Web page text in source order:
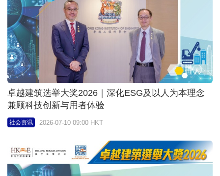
卓越建筑选举大奖2026｜卓越建筑大奖（现有建筑项
社会资讯 2026-07-10 08:59 HKT